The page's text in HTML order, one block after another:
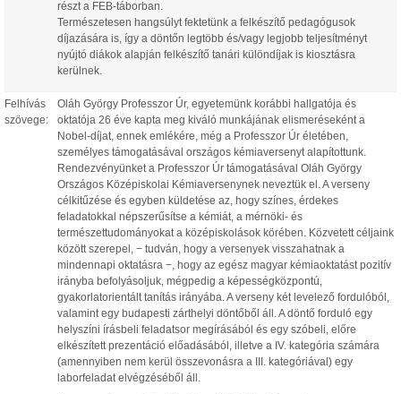
részt a FEB-táborban.
Természetesen hangsúlyt fektetünk a felkészítő pedagógusok
díjazására is, így a döntőn legtöbb és/vagy legjobb teljesítményt
nyújtó diákok alapján felkészítő tanári különdíjak is kiosztásra
kerülnek.
Felhívás
szövege:
Oláh György Professzor Úr, egyetemünk korábbi hallgatója és
oktatója 26 éve kapta meg kiváló munkájának elismeréseként a
Nobel-díjat, ennek emlékére, még a Professzor Úr életében,
személyes támogatásával országos kémiaversenyt alapítottunk.
Rendezvényünket a Professzor Úr támogatásával Oláh György
Országos Középiskolai Kémiaversenynek neveztük el. A verseny
célkitűzése és egyben küldetése az, hogy színes, érdekes
feladatokkal népszerűsítse a kémiát, a mérnöki- és
természettudományokat a középiskolások körében. Közvetett céljaink
között szerepel, − tudván, hogy a versenyek visszahatnak a
mindennapi oktatásra −, hogy az egész magyar kémiaoktatást pozitív
irányba befolyásoljuk, mégpedig a képességközpontú,
gyakorlatorientált tanítás irányába. A verseny két levelező fordulóból,
valamint egy budapesti zárthelyi döntőből áll. A döntő forduló egy
helyszíni írásbeli feladatsor megírásából és egy szóbeli, előre
elkészített prezentáció előadásából, illetve a IV. kategória számára
(amennyiben nem kerül összevonásra a III. kategóriával) egy
laborfeladat elvégzéséből áll.